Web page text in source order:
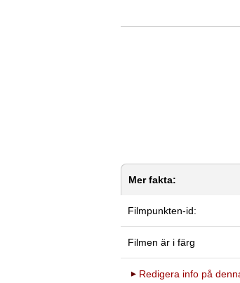
Mer fakta:
Filmpunkten-id:
Filmen är i färg
Redigera info på